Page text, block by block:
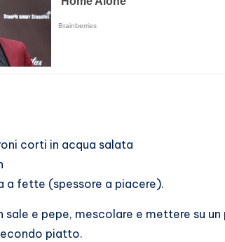
corti in acqua salata
a fette (spessore a piacere).
sale e pepe, mescolare e mettere su
piatto.